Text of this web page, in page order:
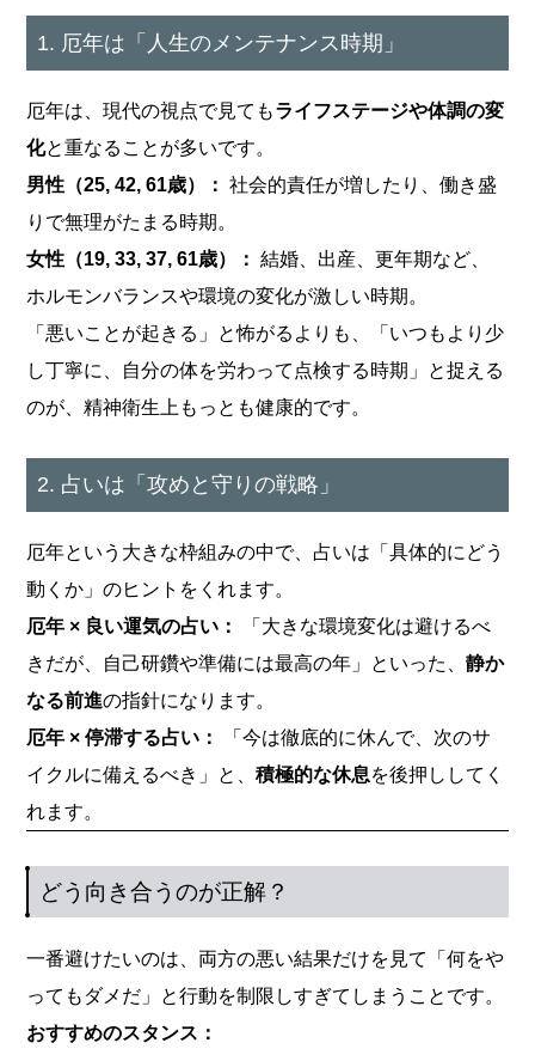
1. 厄年は「人生のメンテナンス時期」
厄年は、現代の視点で見てもライフステージや体調の変
化と重なることが多いです。
男性（25, 42, 61歳）： 社会的責任が増したり、働き盛
りで無理がたまる時期。
女性（19, 33, 37, 61歳）： 結婚、出産、更年期など、
ホルモンバランスや環境の変化が激しい時期。
「悪いことが起きる」と怖がるよりも、「いつもより少
し丁寧に、自分の体を労わって点検する時期」と捉える
のが、精神衛生上もっとも健康的です。
2. 占いは「攻めと守りの戦略」
厄年という大きな枠組みの中で、占いは「具体的にどう
動くか」のヒントをくれます。
厄年 × 良い運気の占い：
「大きな環境変化は避けるべ
きだが、自己研鑽や準備には最高の年」といった、静か
なる前進の指針になります。
厄年 × 停滞する占い：
「今は徹底的に休んで、次のサ
イクルに備えるべき」と、積極的な休息を後押ししてく
れます。
どう向き合うのが正解？
一番避けたいのは、両方の悪い結果だけを見て「何をや
ってもダメだ」と行動を制限しすぎてしまうことです。
おすすめのスタンス：